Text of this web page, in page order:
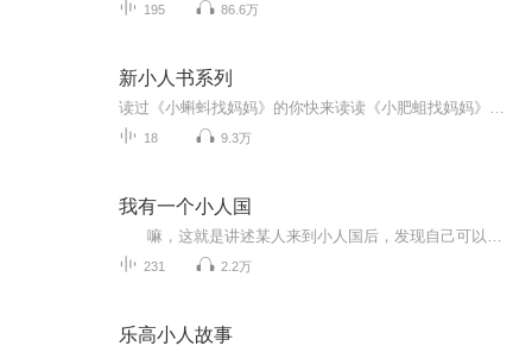
195 86.6万
新小人书系列
18 9.3万
我有一个小人国
231 2.2万
乐高小人故事